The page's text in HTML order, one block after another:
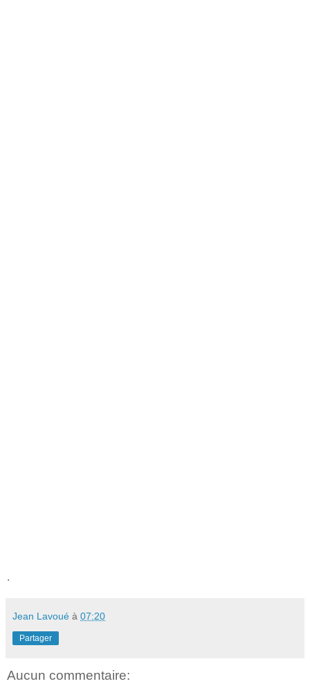
.
Jean Lavoué à 07:20
Partager
Aucun commentaire: